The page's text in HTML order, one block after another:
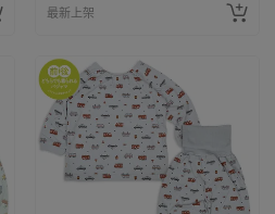
最新上架